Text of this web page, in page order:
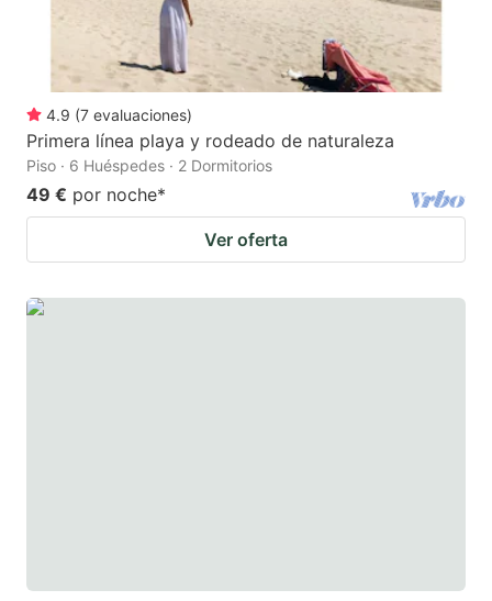
4.9 (7 evaluaciones)
Primera línea playa y rodeado de naturaleza
Piso · 6 Huéspedes · 2 Dormitorios
49 € por noche*
Ver oferta